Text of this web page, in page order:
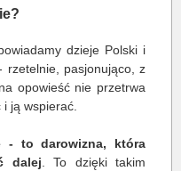
dzieje Polski i
rzetelnie, pasjonująco, z
opowieść nie przetrwa
i ją wspierać.
- to darowizna, która
dalej. To dzięki takim